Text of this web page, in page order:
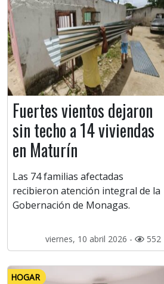
Fuertes vientos dejaron
sin techo a 14 viviendas
en Maturín
Las 74 familias afectadas
recibieron atención integral de la
Gobernación de Monagas.
viernes, 10 abril 2026 - 552
HOGAR